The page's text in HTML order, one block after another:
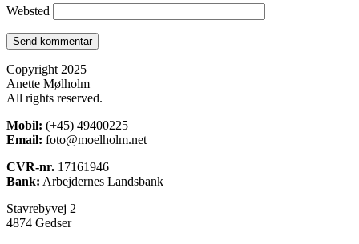
Websted
Copyright 2025
Anette Mølholm
All rights reserved.
Mobil: (+45) 49400225
Email: foto@moelholm.net
CVR-nr. 17161946
Bank: Arbejdernes Landsbank
Stavrebyvej 2
4874 Gedser